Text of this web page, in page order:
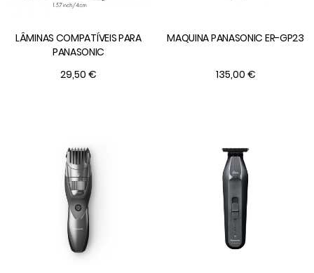
LÂMINAS COMPATÍVEIS PARA
PANASONIC
29,50 €
MAQUINA PANASONIC ER-GP23
135,00 €